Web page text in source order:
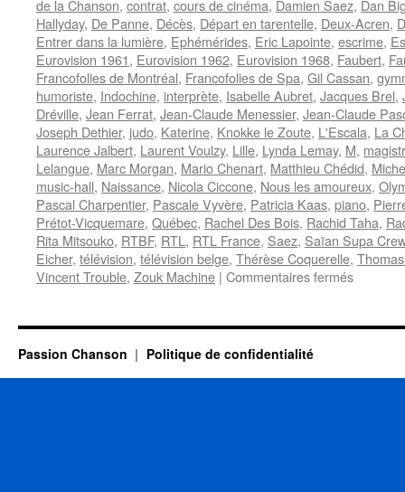
de la Chanson, contrat, cours de cinéma, Damien Saez, Dan
Hallyday, De Panne, Décès, Départ en tarentelle, Deux-Acren,
Entrer dans la lumière, Ephémérides, Eric Lapointe, escrime,
Eurovision 1961, Eurovision 1962, Eurovision 1968, Faubert,
Francofolies de Montréal, Francofolies de Spa, Gil Cassan,
humoriste, Indochine, interprète, Isabelle Aubret, Jacques Brel,
Dréville, Jean Ferrat, Jean-Claude Menessier, Jean-Claude
Joseph Dethier, judo, Katerine, Knokke le Zoute, L'Escala, La
Laurence Jalbert, Laurent Voulzy, Lille, Lynda Lemay, M,
Lelangue, Marc Morgan, Mario Chenart, Matthieu Chédid,
music-hall, Naissance, Nicola Ciccone, Nous les amoureux,
Pascal Charpentier, Pascale Vyvère, Patricia Kaas, piano,
Prétot-Vicquemare, Québec, Rachel Des Bois, Rachid Taha,
Rita Mitsouko, RTBF, RTL , RTL France, Saez, Saïan Supa Crew
Eicher, télévision, télévision belge, Thérèse Coquerelle,
Vincent Trouble, Zouk Machine | Commentaires ferméssur
Passion Chanson Politique de confidentialité